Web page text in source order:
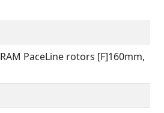
PaceLine rotors [F]160mm,